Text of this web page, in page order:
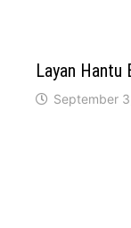
Layan Hantu
September